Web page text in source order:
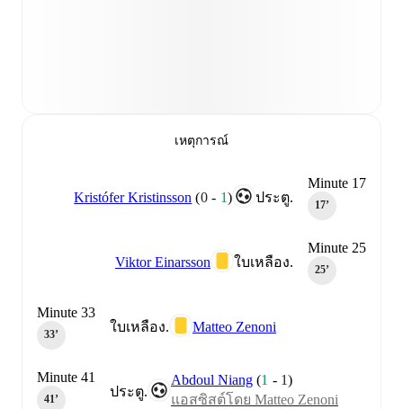
เหตุการณ์
Minute 17
17‎’‎
ประตู.
Kristófer Kristinsson (0- 1)
Minute 25
25‎’‎
ใบเหลือง.
Viktor Einarsson
ใบเหลือง. Matteo Zenoni
Minute 33
33‎’‎
ประตู.
Abdoul Niang (1 - 1)
แอสซิสต์โดย Matteo Zenoni
Minute 41
41‎’‎